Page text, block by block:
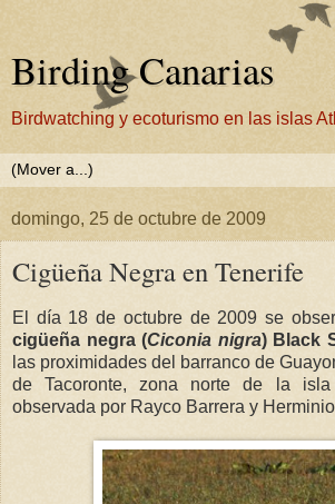
Birding Canarias
Birdwatching y ecoturismo en las islas
domingo, 25 de octubre de 2009
Cigüeña Negra en Tenerife
El día 18 de octubre de 2009 se
cigüeña negra (Ciconia nigra) Black
las proximidades del barranco de
de Tacoronte, zona norte de la
observada por Rayco Barrera y